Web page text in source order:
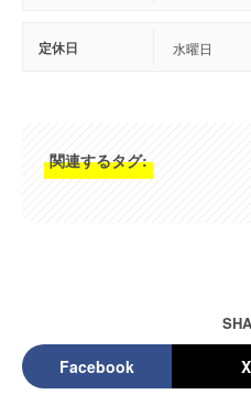
定休日 水曜日
関連するタグ:
Facebook X